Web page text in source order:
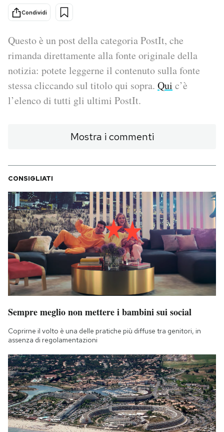
Sport
PODCAST
NEWSLETTER
CALENDARIO
AREA PERSONALE
Area Personale
Newsletter
Notifiche mobile
Regala il Post
Hai bisogno di aiuto?
Esci
Condividi
Questo è un post della categoria PostIt, che
rimanda direttamente alla fonte originale della
notizia: potete leggerne il contenuto sulla fonte
stessa cliccando sul titolo qui sopra. Qui c’è
l’elenco di tutti gli ultimi PostIt.
Mostra i commenti
CONSIGLIATI
Sempre meglio non mettere i bambini sui social
Coprirne il volto è una delle pratiche più diffuse tra genitori, in
assenza di regolamentazioni